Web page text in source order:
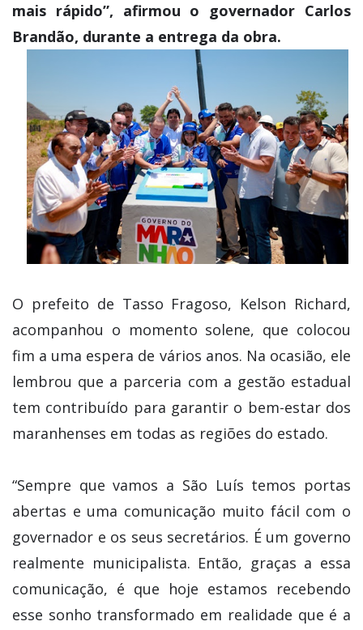
mais rápido”, afirmou o governador Carlos
Brandão, durante a entrega da obra.
O prefeito de Tasso Fragoso, Kelson Richard,
acompanhou o momento solene, que colocou
fim a uma espera de vários anos. Na ocasião, ele
lembrou que a parceria com a gestão estadual
tem contribuído para garantir o bem-estar dos
maranhenses em todas as regiões do estado.
“Sempre que vamos a São Luís temos portas
abertas e uma comunicação muito fácil com o
governador e os seus secretários. É um governo
realmente municipalista. Então, graças a essa
comunicação, é que hoje estamos recebendo
esse sonho transformado em realidade que é a